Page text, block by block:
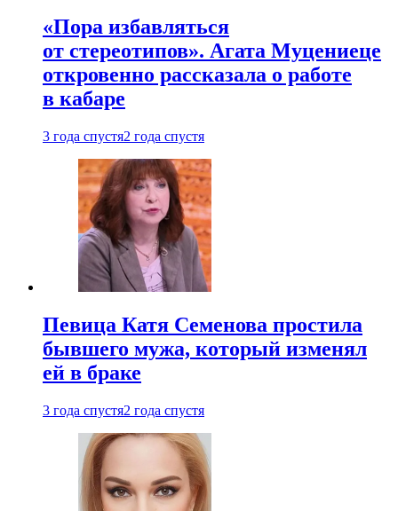
«Пора избавляться
от стереотипов». Агата Муцениеце
откровенно рассказала о работе
в кабаре
3 года спустя2 года спустя
Певица Катя Семенова простила
бывшего мужа, который изменял
ей в браке
3 года спустя2 года спустя